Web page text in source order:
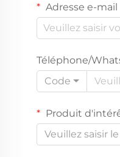
Adresse e-mail
Téléphone/
Code
Produit
Veuillez saisir